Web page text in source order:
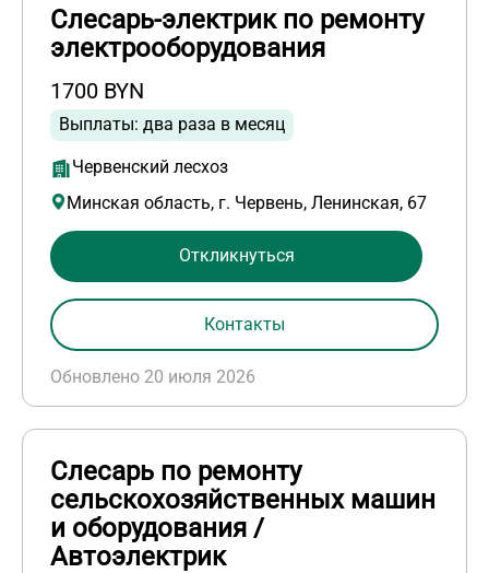
Слесарь-электрик по ремонту
электрооборудования
1700 BYN
Выплаты: два раза в месяц
Червенский лесхоз
Минская область, г. Червень, Ленинская, 67
Обновлено 20 июля 2026
Откликнуться
Контакты
Слесарь по ремонту
сельскохозяйственных машин
и оборудования /
Автоэлектрик